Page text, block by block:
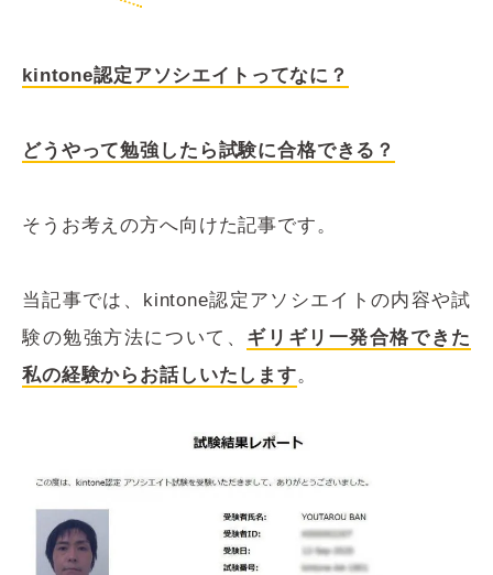
kintone認定アソシエイトってなに？
どうやって勉強したら試験に合格できる？
そうお考えの方へ向けた記事です。
当記事では、kintone認定アソシエイトの内容や試
験の勉強方法について、 ギリギリ 一発合格できた
私の経験からお話しいたします。